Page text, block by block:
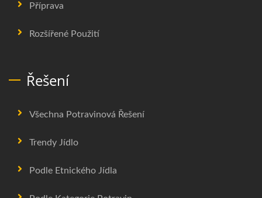
Příprava
Rozšířené Použití
Řešení
Všechna Potravinová Řešení
Trendy Jídlo
Podle Etnického Jídla